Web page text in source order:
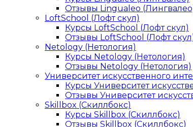
Отзывы Lingualeo
LoftSchool (Лофт скул)
Курсы LoftSchool (Лофт скул)
Отзывы LoftSchool (Лофт
Netology (Нетология)
Курсы Netology (Нетология)
Отзывы Netology (Нетология)
Университет искусственного
Курсы Университет
Отзывы Университет
Skillbox (Скиллбокс)
Курсы Skillbox (Скиллбокс)
Отзывы Skillbox (Скиллбокс)